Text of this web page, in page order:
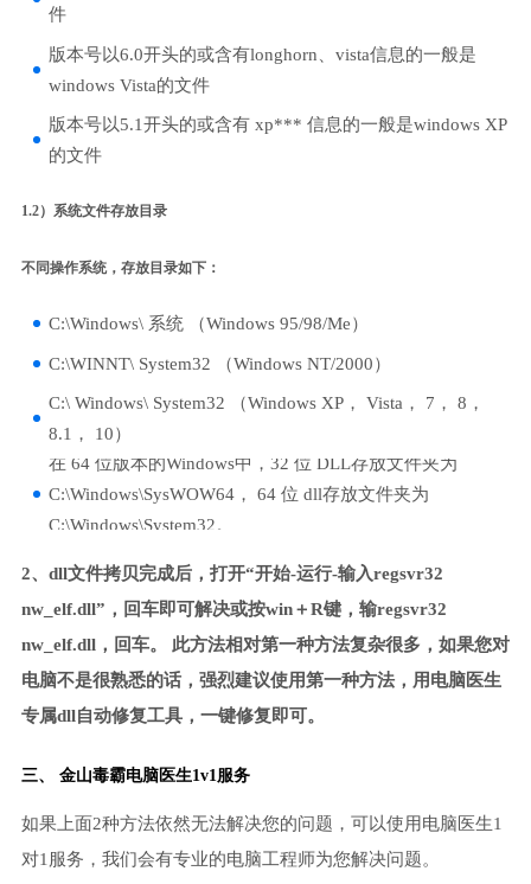
件
版本号以6.0开头的或含有longhorn、vista信息的一般是
windows Vista的文件
版本号以5.1开头的或含有 xp*** 信息的一般是windows XP
的文件
1.2）系统文件存放目录
不同操作系统，存放目录如下：
C:\Windows\ 系统 （Windows 95/98/Me）
C:\WINNT\ System32 （Windows NT/2000）
C:\ Windows\ System32 （Windows XP， Vista， 7， 8，
8.1， 10）
在 64 位版本的Windows中，32 位 DLL存放文件夹为
C:\Windows\SysWOW64， 64 位 dll存放文件夹为
C:\Windows\System32。
2、dll文件拷贝完成后，打开“开始-运行-输入regsvr32
nw_elf.dll”，回车即可解决或按win＋R键，输regsvr32
nw_elf.dll，回车。 此方法相对第一种方法复杂很多，如果您对
电脑不是很熟悉的话，强烈建议使用第一种方法，用电脑医生
专属dll自动修复工具，一键修复即可。
三、 金山毒霸电脑医生1v1服务
如果上面2种方法依然无法解决您的问题，可以使用电脑医生1
对1服务，我们会有专业的电脑工程师为您解决问题。